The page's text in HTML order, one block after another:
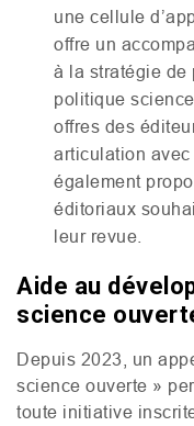
une cellule
offre un
à la stratégie de
politique
offres des
articulation
également
éditoriaux
leur revue.
Aide au
science
Depuis 2023, un
science ouverte »
toute initiative